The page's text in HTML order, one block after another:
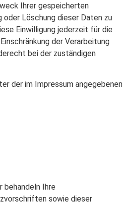
Ihrer gespeicherten
oder Löschung dieser Daten zu
Einwilligung jederzeit für die
der Verarbeitung
bei der zuständigen
der im Impressum angegebenen
behandeln Ihre
sowie dieser